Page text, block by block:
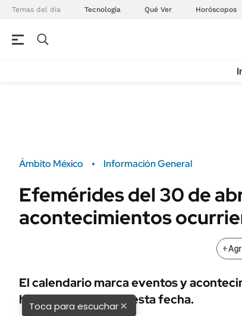
Temas del día Tecnología Qué Ver Horóscopos
Ámbito México Información General
Efemérides del 30 de
acontecimientos
+
El calendario marca eventos y
han transcurrido en esta fecha.
Toca para escuchar×